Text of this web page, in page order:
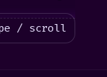
/ scroll